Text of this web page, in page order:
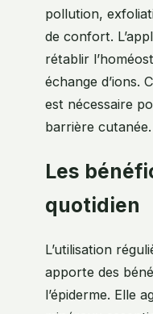
pollution,
de confort.
rétablir
échange d’ions.
est nécessaire
barrière cutanée.
Les
quotidien
L’utilisation
apporte des
l’épiderme. Elle